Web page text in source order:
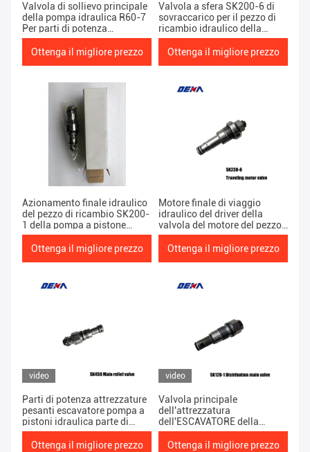
Valvola di sollievo principale
della pompa idraulica R60-7
Per parti di potenza
attrezzature pesanti
escavatore ricambi motore
Ottenga il migliore prezzo
Valvola a sfera SK200-6 di
sovraccarico per il pezzo di
ricambio idraulico della
pompa a pistone
dell'ESCAVATORE pesante
Ottenga il migliore prezzo
Azionamento finale idraulico
del pezzo di ricambio SK200-
1 della pompa a pistone
dell'ESCAVATORE pesante
dell'attrezzatura delle parti di
Ottenga il migliore prezzo
Motore finale di viaggio
idraulico del driver della
valvola del motore del pezzo
di ricambio SK230-6 della
pompa a pistone
potere
Ottenga il migliore prezzo
video
Parti di potenza attrezzature
pesanti escavatore pompa a
pistoni idraulica parte di
ricambio SK450 Valvola di
sollievo principale per pompa
Ottenga il migliore prezzo
video
Valvola principale
dell'attrezzatura
dell'ESCAVATORE della
pompa a pistone di
distribuzione idraulica
Ottenga il migliore prezzo